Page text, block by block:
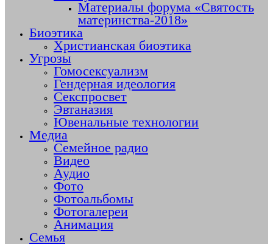
Материалы форума «Святость
материнства-2018»
Биоэтика
Христианская биоэтика
Угрозы
Гомосексуализм
Гендерная идеология
Секспросвет
Эвтаназия
Ювенальные технологии
Медиа
Семейное радио
Видео
Аудио
Фото
Фотоальбомы
Фотогалереи
Анимация
Семья